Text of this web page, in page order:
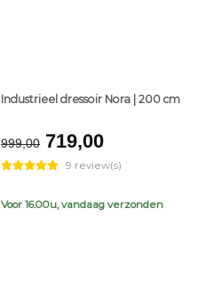
Industrieel dressoir Nora | 200 cm
999,00 Original
price
was:
€999,00.
719,00Current
price
is:
€719,00.
9 review(s)
Voor 16.00u, vandaag verzonden